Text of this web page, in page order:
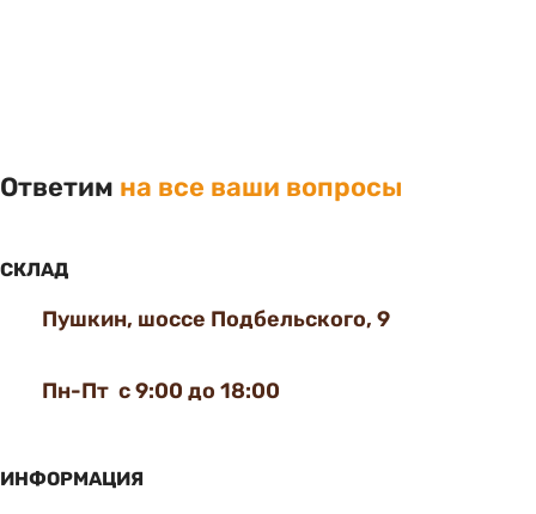
Ответим на все ваши вопросы
СКЛАД
Пушкин, шоссе Подбельского, 9
Пн-Пт с 9:00 до 18:00
ИНФОРМАЦИЯ